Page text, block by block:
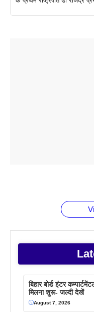
बिहार बोर्ड इंटर
मिलना शुरू- जल्दी देखें
August 7, 2026